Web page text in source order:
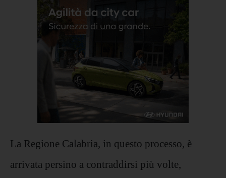
La Regione Calabria, in questo processo, è
arrivata persino a contraddirsi più volte,